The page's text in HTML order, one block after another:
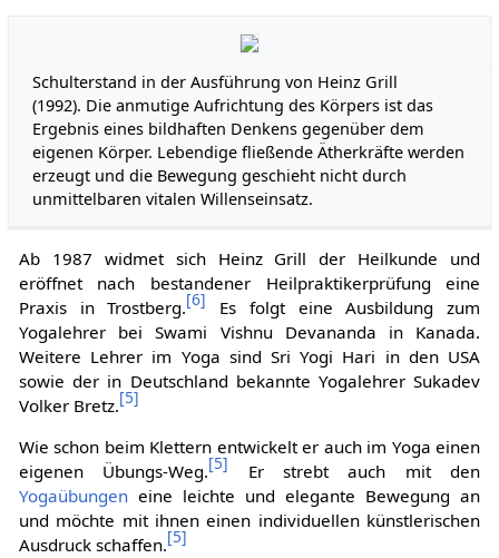
Schulterstand in der Ausführung von Heinz Grill
(1992). Die anmutige Aufrichtung des Körpers ist das
Ergebnis eines bildhaften Denkens gegenüber dem
eigenen Körper. Lebendige fließende Ätherkräfte werden
erzeugt und die Bewegung geschieht nicht durch
unmittelbaren vitalen Willenseinsatz.
Ab 1987 widmet sich Heinz Grill der Heilkunde und
eröffnet nach bestandener Heilpraktikerprüfung eine
Praxis in Trostberg.[6] Es folgt eine Ausbildung zum
Yogalehrer bei Swami Vishnu Devananda in Kanada.
Weitere Lehrer im Yoga sind Sri Yogi Hari in den USA
sowie der in Deutschland bekannte Yogalehrer Sukadev
Volker Bretz.[5]
Wie schon beim Klettern entwickelt er auch im Yoga einen
eigenen Übungs-Weg.[5] Er strebt auch mit den
Yogaübungeneine leichte und elegante Bewegung an
und möchte mit ihnen einen individuellen künstlerischen
Ausdruck schaffen.[5]